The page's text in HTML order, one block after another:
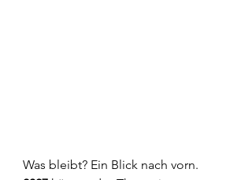
Was bleibt? Ein Blick nach vorn.